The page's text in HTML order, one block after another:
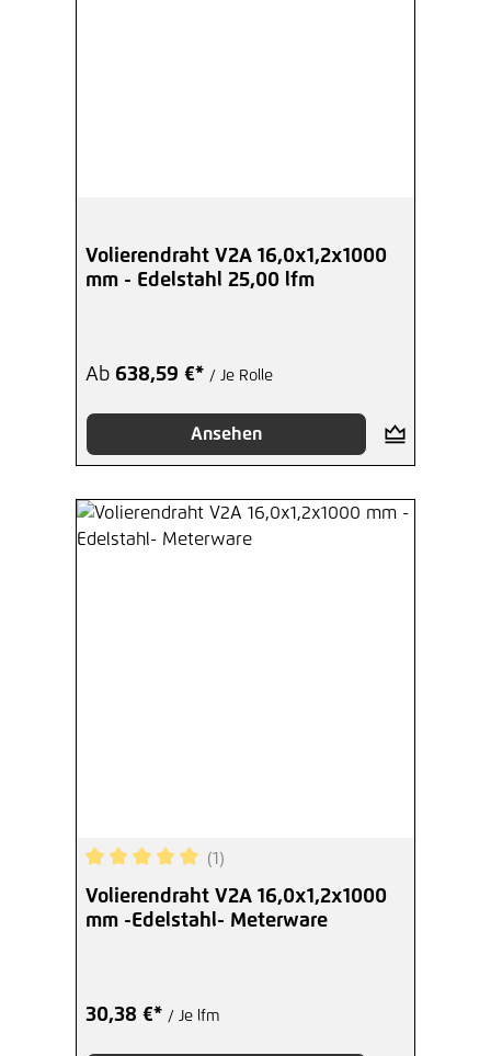
Volierendraht V2A 16,0x1,2x1000
mm - Edelstahl 25,00 lfm
Ab 638,59 €* / Je Rolle
Ansehen
Durchschnittliche Bewertung von 5 von 5
(1)
Volierendraht V2A 16,0x1,2x1000
mm -Edelstahl- Meterware
30,38 €* / Je lfm